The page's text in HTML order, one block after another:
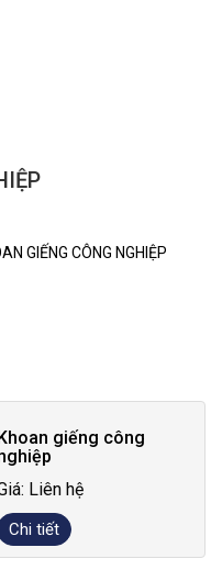
GIẾNG CÔNG NGHIỆP
giếng công
Liên hệ
Chi tiết